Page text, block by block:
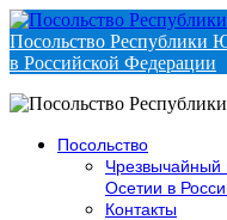
Посольство Республики
в Российской Федерации
Посольство
Осетии в
Контакты